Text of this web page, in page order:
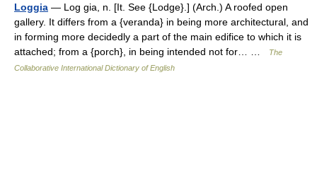
Loggia — Log gia, n. [It. See {Lodge}.] (Arch.) A roofed open
gallery. It differs from a {veranda} in being more architectural, and
in forming more decidedly a part of the main edifice to which it is
attached; from a {porch}, in being intended not for… …
The
Collaborative International Dictionary of English